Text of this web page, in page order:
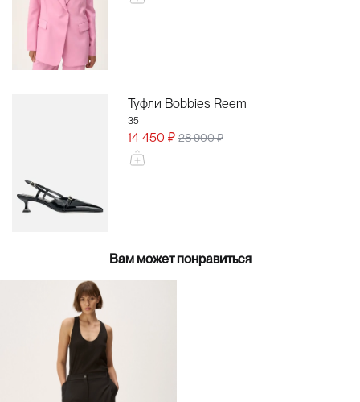
Туфли Bobbies Reem
35
14 450 ₽ 28 900 ₽
Вам может понравиться